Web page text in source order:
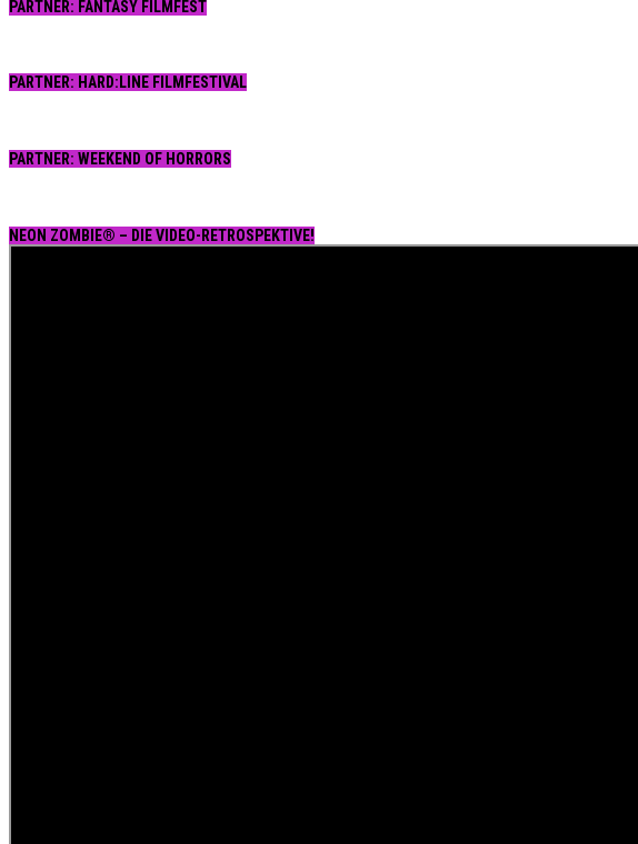
PARTNER: FANTASY FILMFEST
PARTNER: HARD:LINE FILMFESTIVAL
PARTNER: WEEKEND OF HORRORS
NEON ZOMBIE® – DIE VIDEO-RETROSPEKTIVE!